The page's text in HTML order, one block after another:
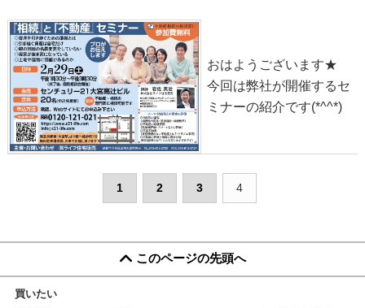
おはようございます★
今回は弊社が開催するセ
ミナーの紹介です(*^^*)
1 2 3 4
このページの先頭へ
買いたい